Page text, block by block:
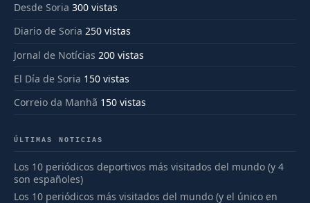
Desde Soria 300 vistas
Diario de Soria 250 vistas
Jornal de Notícias 200 vistas
El Día de Soria 150 vistas
Correio da Manhã 150 vistas
ÚLTIMAS NOTICIAS
Los 10 periódicos deportivos más visitados del mundo (y 4
son españoles)
Los 10 periódicos más visitados del mundo (y el único en